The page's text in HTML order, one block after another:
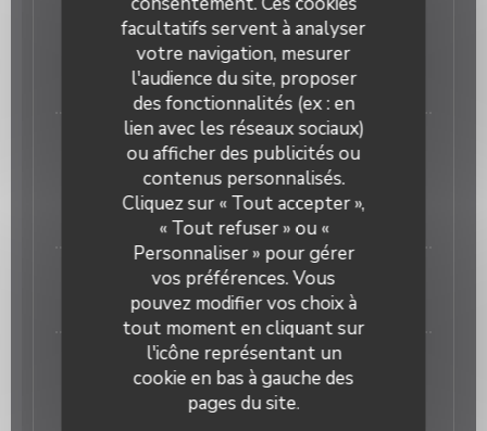
facultatifs servent à analyser
votre navigation, mesurer
l'audience du site, proposer
des fonctionnalités (ex : en
lien avec les réseaux sociaux)
ou afficher des publicités ou
contenus personnalisés.
Cliquez sur « Tout accepter »,
« Tout refuser » ou «
Personnaliser » pour gérer
vos préférences. Vous
pouvez modifier vos choix à
tout moment en cliquant sur
l'icône représentant un
cookie en bas à gauche des
pages du site.
Poulet fermier jaune ou noir (Périgord ou Challans)
fricassée de charlottes à l’ail ou frites soufflées
23,00 EUR
FILET DE DAURADE ROYALE Poêlée sur peau
Servi avec riz basmati ou tagliatelles fraîches de
Royans (Demander au Maître d’hôtel)
22,00 EUR
FILET DE BOEUF au roquefort ou poivre ou ...
33,00 EUR
Carpaccio de bœuf
Pommes de terre à l’ail, salade verte
25,00 EUR